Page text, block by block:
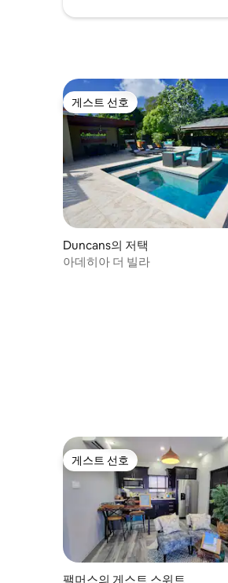
게스트 선호
게스트 선호
Duncans의 저택
아데히아 더 빌라
게스트 선호
게스트 선호
팰머스의 게스트 스위트